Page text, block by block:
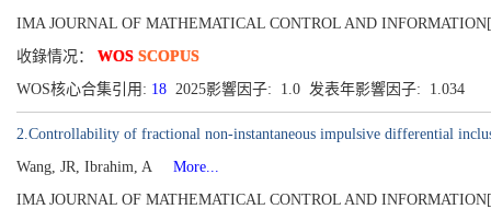
IMA JOURNAL OF MATHEMATICAL CONTROL AND
收錄情况： WOS SCOPUS
WOS核心合集引用: 18 2025影響因子: 1.0 发表年影響因子: 1.034
2.Controllability of fractional non-instantaneous impulsive differential
Wang, JR, Ibrahim, A
More...
IMA JOURNAL OF MATHEMATICAL CONTROL AND